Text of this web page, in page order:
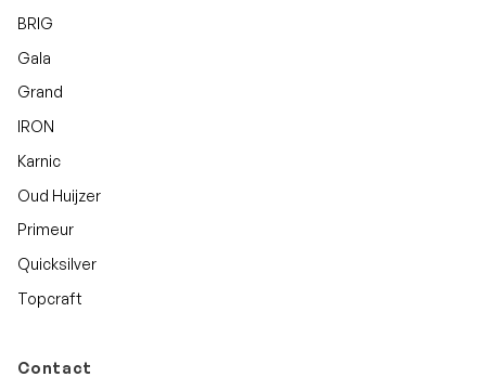
BRIG
Gala
Grand
IRON
Karnic
Oud Huijzer
Primeur
Quicksilver
Topcraft
Contact